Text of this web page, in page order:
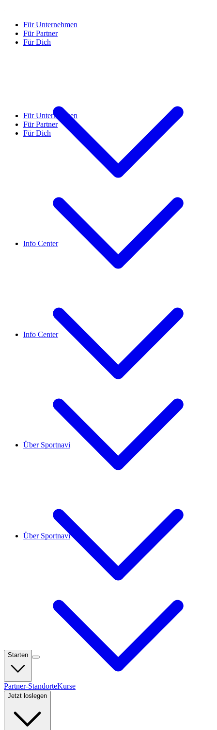
Für Unternehmen
Für Partner
Für Dich
Info Center
Über Sportnavi
Starten
Partner-StandorteKurse
Jetzt loslegen
Für Unternehmen
Für Partner
Für Dich
Info Center
Über Sportnavi